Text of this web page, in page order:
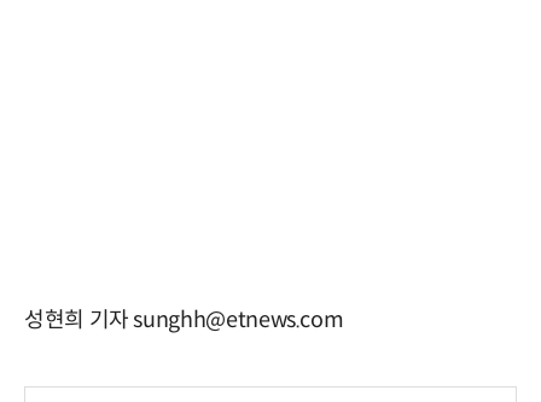
성현희 기자 sunghh@etnews.com